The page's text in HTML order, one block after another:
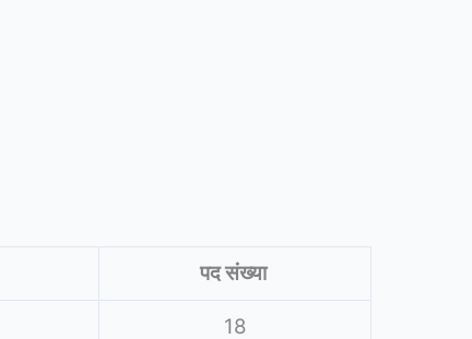
पद संख्या
18